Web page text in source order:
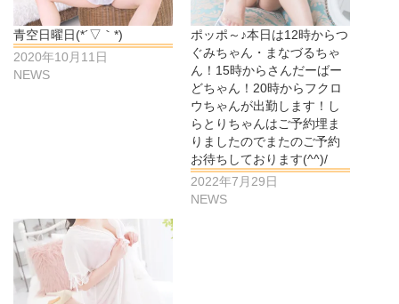
青空日曜日(*´▽｀*)
2020年10月11日
NEWS
ポッポ～♪本日は12時からつ
ぐみちゃん・まなづるちゃ
ん！15時からさんだーばー
どちゃん！20時からフクロ
ウちゃんが出勤します！し
らとりちゃんはご予約埋ま
りましたのでまたのご予約
お待ちしております(^^)/
2022年7月29日
NEWS